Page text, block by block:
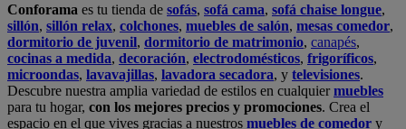
Conforama es tu tienda de sofás, sofá cama, sofá chaise longue,
sillón, sillón relax, colchones, muebles de salón, mesas comedor,
dormitorio de juvenil, dormitorio de matrimonio, canapés,
cocinas a medida, decoración, electrodomésticos, frigoríficos,
microondas, lavavajillas, lavadora secadora, y televisiones.
Descubre nuestra amplia variedad de estilos en cualquiermuebles
para tu hogar, con los mejores precios y promociones. Crea el
espacio en el que vives gracias a nuestros muebles de comedor y